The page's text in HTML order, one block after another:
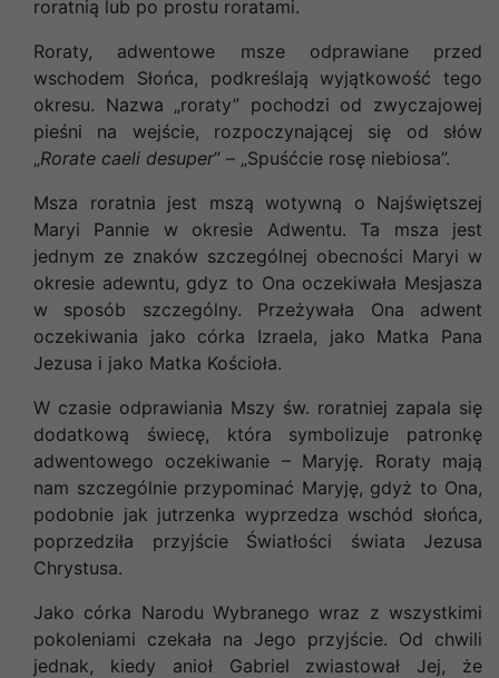
roratnią lub po prostu roratami.
Roraty, adwentowe msze odprawiane przed
wschodem Słońca, podkreślają wyjątkowość tego
okresu. Nazwa „roraty” pochodzi od zwyczajowej
pieśni na wejście, rozpoczynającej się od słów
„Rorate caeli desuper” – „Spuśćcie rosę niebiosa”.
Msza roratnia jest mszą wotywną o Najświętszej
Maryi Pannie w okresie Adwentu. Ta msza jest
jednym ze znaków szczególnej obecności Maryi w
okresie adewntu, gdyz to Ona oczekiwała Mesjasza
w sposób szczególny. Przeżywała Ona adwent
oczekiwania jako córka Izraela, jako Matka Pana
Jezusa i jako Matka Kościoła.
W czasie odprawiania Mszy św. roratniej zapala się
dodatkową świecę, która symbolizuje patronkę
adwentowego oczekiwanie – Maryję. Roraty mają
nam szczególnie przypominać Maryję, gdyż to Ona,
podobnie jak jutrzenka wyprzedza wschód słońca,
poprzedziła przyjście Światłości świata Jezusa
Chrystusa.
Jako córka Narodu Wybranego wraz z wszystkimi
pokoleniami czekała na Jego przyjście. Od chwili
jednak, kiedy anioł Gabriel zwiastował Jej, że